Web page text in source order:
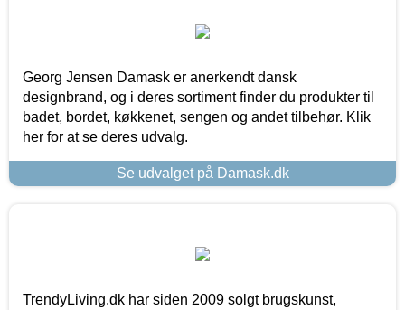
Georg Jensen Damask er anerkendt dansk
designbrand, og i deres sortiment finder du produkter til
badet, bordet, køkkenet, sengen og andet tilbehør. Klik
her for at se deres udvalg.
Se udvalget på Damask.dk
TrendyLiving.dk har siden 2009 solgt brugskunst,